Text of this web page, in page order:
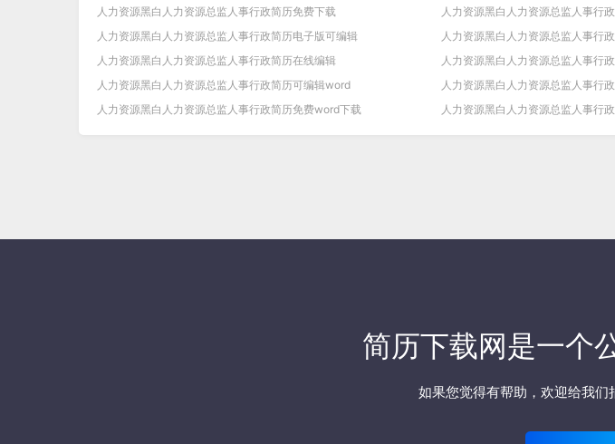
人力资源黑白人力资源总监人事行政简历免费下载
人力资源黑白人力资源总监人事行
人力资源黑白人力资源总监人事行政简历电子版可编辑
人力资源黑白人力资源总监人事行
人力资源黑白人力资源总监人事行政简历在线编辑
人力资源黑白人力资源总监人事行
人力资源黑白人力资源总监人事行政简历可编辑word
人力资源黑白人力资源总监人事行
人力资源黑白人力资源总监人事行政简历免费word下载
人力资源黑白人力资源总监人事行
简历下载网是一个
如果您觉得有帮助，欢迎给我们